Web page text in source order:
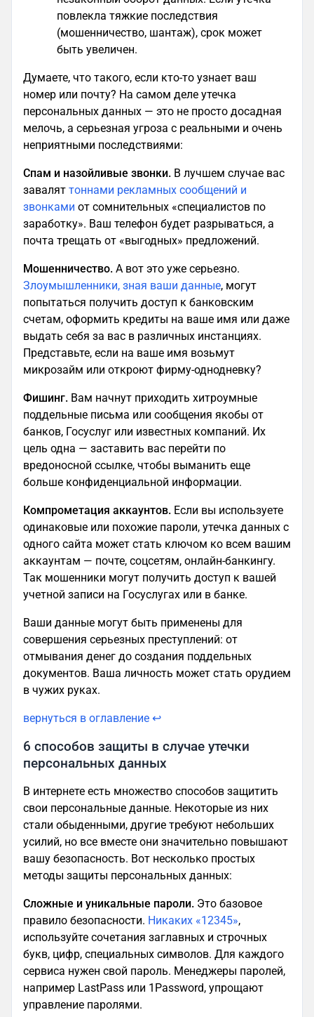
повлекла тяжкие последствия
(мошенничество, шантаж), срок может
быть увеличен.
Думаете, что такого, если кто-то узнает ваш
номер или почту? На самом деле утечка
персональных данных — это не просто досадная
мелочь, а серьезная угроза с реальными и очень
неприятными последствиями:
Спам и назойливые звонки. В лучшем случае вас
завалят тоннами рекламных сообщений и
звонками от сомнительных «специалистов по
заработку». Ваш телефон будет разрываться, а
почта трещать от «выгодных» предложений.
Мошенничество. А вот это уже серьезно.
Злоумышленники, зная ваши данные, могут
попытаться получить доступ к банковским
счетам, оформить кредиты на ваше имя или даже
выдать себя за вас в различных инстанциях.
Представьте, если на ваше имя возьмут
микрозайм или откроют фирму-однодневку?
Фишинг. Вам начнут приходить хитроумные
поддельные письма или сообщения якобы от
банков, Госуслуг или известных компаний. Их
цель одна — заставить вас перейти по
вредоносной ссылке, чтобы выманить еще
больше конфиденциальной информации.
Компрометация аккаунтов. Если вы используете
одинаковые или похожие пароли, утечка данных с
одного сайта может стать ключом ко всем вашим
аккаунтам — почте, соцсетям, онлайн-банкингу.
Так мошенники могут получить доступ к вашей
учетной записи на Госуслугах или в банке.
Ваши данные могут быть применены для
совершения серьезных преступлений: от
отмывания денег до создания поддельных
документов. Ваша личность может стать орудием
в чужих руках.
вернуться в оглавление ↩
6 способов защиты в случае утечки
персональных данных
В интернете есть множество способов защитить
свои персональные данные. Некоторые из них
стали обыденными, другие требуют небольших
усилий, но все вместе они значительно повышают
вашу безопасность. Вот несколько простых
методы защиты персональных данных:
Сложные и уникальные пароли. Это базовое
правило безопасности. Никаких «12345»,
используйте сочетания заглавных и строчных
букв, цифр, специальных символов. Для каждого
сервиса нужен свой пароль. Менеджеры паролей,
например LastPass или 1Password, упрощают
управление паролями.